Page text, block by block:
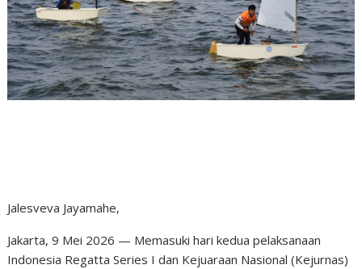
Jalesveva Jayamahe,
Jakarta, 9 Mei 2026 — Memasuki hari kedua pelaksanaan
Indonesia Regatta Series I dan Kejuaraan Nasional (Kejurnas)